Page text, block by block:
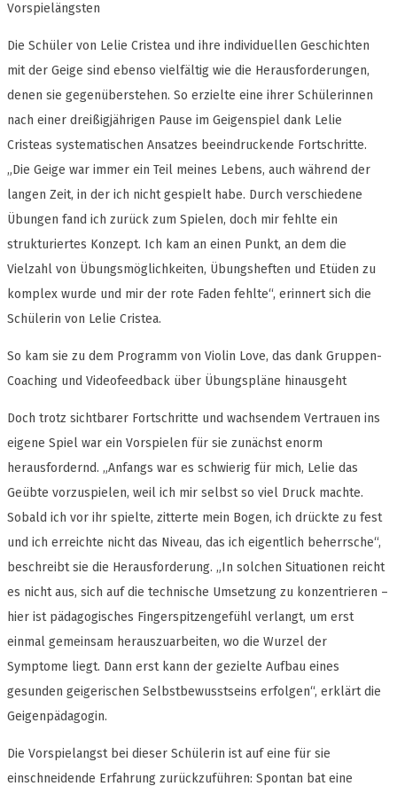
Vorspielängsten
Die Schüler von Lelie Cristea und ihre individuellen Geschichten
mit der Geige sind ebenso vielfältig wie die Herausforderungen,
denen sie gegenüberstehen. So erzielte eine ihrer Schülerinnen
nach einer dreißigjährigen Pause im Geigenspiel dank Lelie
Cristeas systematischen Ansatzes beeindruckende Fortschritte.
„Die Geige war immer ein Teil meines Lebens, auch während der
langen Zeit, in der ich nicht gespielt habe. Durch verschiedene
Übungen fand ich zurück zum Spielen, doch mir fehlte ein
strukturiertes Konzept. Ich kam an einen Punkt, an dem die
Vielzahl von Übungsmöglichkeiten, Übungsheften und Etüden zu
komplex wurde und mir der rote Faden fehlte“, erinnert sich die
Schülerin von Lelie Cristea.
So kam sie zu dem Programm von Violin Love, das dank Gruppen-
Coaching und Videofeedback über Übungspläne hinausgeht
Doch trotz sichtbarer Fortschritte und wachsendem Vertrauen ins
eigene Spiel war ein Vorspielen für sie zunächst enorm
herausfordernd. „Anfangs war es schwierig für mich, Lelie das
Geübte vorzuspielen, weil ich mir selbst so viel Druck machte.
Sobald ich vor ihr spielte, zitterte mein Bogen, ich drückte zu fest
und ich erreichte nicht das Niveau, das ich eigentlich beherrsche“,
beschreibt sie die Herausforderung. „In solchen Situationen reicht
es nicht aus, sich auf die technische Umsetzung zu konzentrieren –
hier ist pädagogisches Fingerspitzengefühl verlangt, um erst
einmal gemeinsam herauszuarbeiten, wo die Wurzel der
Symptome liegt. Dann erst kann der gezielte Aufbau eines
gesunden geigerischen Selbstbewusstseins erfolgen“, erklärt die
Geigenpädagogin.
Die Vorspielangst bei dieser Schülerin ist auf eine für sie
einschneidende Erfahrung zurückzuführen: Spontan bat eine